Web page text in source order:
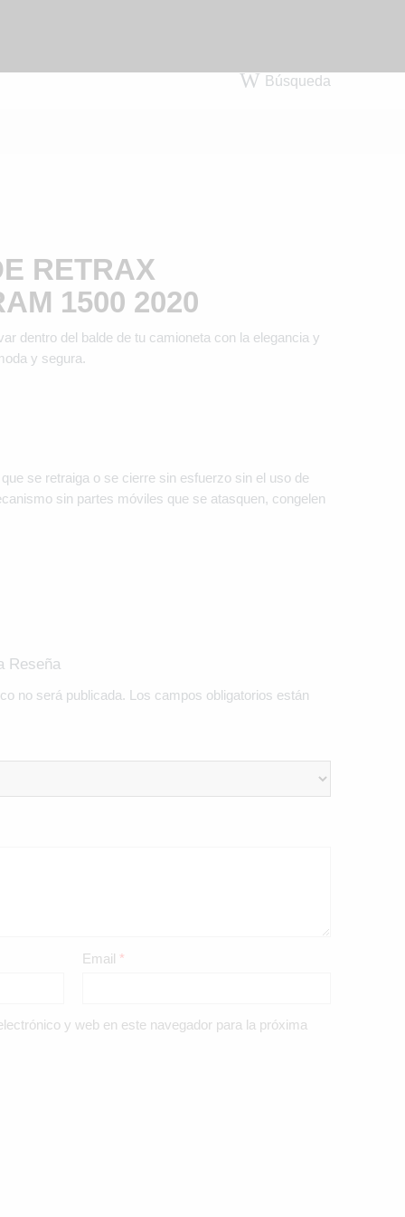
Búsqueda
RETRAX
1500 2020
dentro del balde de tu camioneta con la elegancia y
y segura.
se retraiga o se cierre sin esfuerzo sin el uso de
sin partes móviles que se atasquen, congelen
Reseña
no será publicada. Los campos obligatorios están
Email *
y web en este navegador para la próxima